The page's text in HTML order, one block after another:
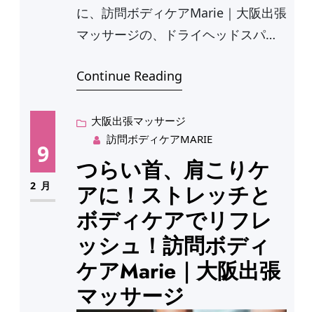
に、訪問ボディケアMarie｜大阪出張
マッサージの、ドライヘッドスパお
Continue Reading
9
2月
大阪出張マッサージ
訪問ボディケアMARIE
つらい首、肩こりケ
アに！ストレッチと
ボディケアでリフレ
ッシュ！訪問ボディ
ケアMarie｜大阪出張
マッサージ